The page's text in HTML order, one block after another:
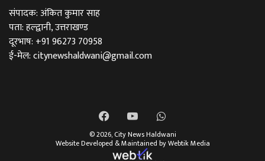
संपादक: अंकित कुमार साह
पता: हल्द्वानी, उत्तराखण्ड
दूरभाष: +91 96273 70958
ई-मेल:citynewshaldwani@gmail.com
FacebookYouTubeWhatsApp
© 2026, City News Haldwani
Website Developed & Maintained by Webtik Media